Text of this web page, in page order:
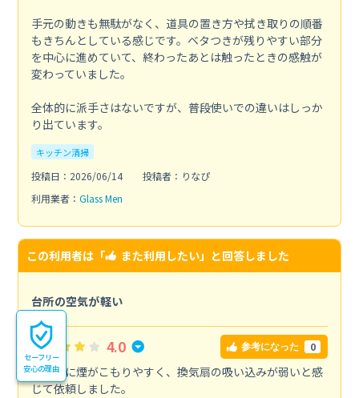
手元の動きも無駄がなく、道具の置き方や拭き取りの順番
もきちんとしている感じです。ベタつきが残りやすい部分
を中心に進めていて、終わったあとは触ったときの感触が
変わっていました。
全体的に派手さはないですが、普段使いでの違いはしっか
り出ています。
キッチン清掃
投稿日：2026/06/14
投稿者：りなぴ
利用業者： Glass Men
この利用者は「 また利用したい」と回答しました
台所の空気が軽い
4.0 参考になった 0
料理中に煙がこもりやすく、換気扇の吸い込みが弱いと感
じて依頼しました。
セーフリー
安心の理由